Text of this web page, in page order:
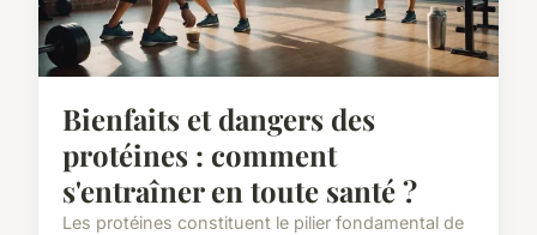
Bienfaits et dangers des
protéines : comment
s'entraîner en toute santé ?
Les protéines constituent le pilier fondamental de